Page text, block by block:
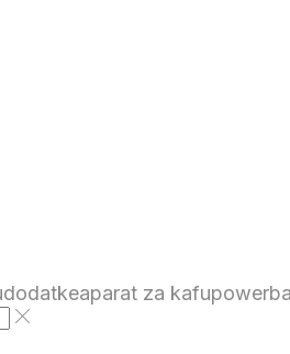
dodatkeaparat za kafu